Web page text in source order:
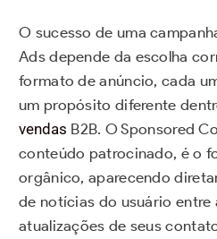
O sucesso de uma
Ads depende da escolha
formato de anúncio, cada
um propósito diferente
vendas B2B. O Sponsored
conteúdo patrocinado, é o
orgânico, aparecendo
de notícias do usuário entre
atualizações de seus